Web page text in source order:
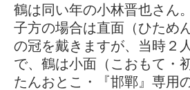
鶴は同い年の小林晋也さん。
子方の場合は直面（ひため
の冠を戴きますが、当時２
で、鶴は小面（こおもて・
たんおとこ・『邯鄲』専用